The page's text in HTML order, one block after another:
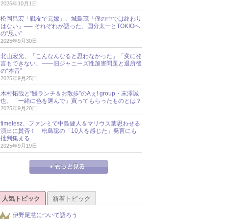
2025年10月1日
松岡昌宏「戦友で元嫁」、城島茂「僕の中では終わり
はない」── それぞれが語った、国分太一とTOKIOへ
の“思い”
2025年9月30日
北山宏光、「こんなんなると思わなかった」「変に発
言もできない」――旧ジャニーズ性加害問題と退所後
の“本音”
2025年9月25日
木村拓哉と“鰻ランチ＆お散歩”のAぇ! group・末澤誠
也、「一緒に色を選んで」買ってもらったものとは？
2025年9月20日
timelesz、ファンミで中島健人＆マリウス葉思わせる
演出に賛否！ 松島聡の「10人を感じた」発言にも
批判集まる
2025年9月19日
人気トピック 新着トピック
伊野尾慧について語ろう